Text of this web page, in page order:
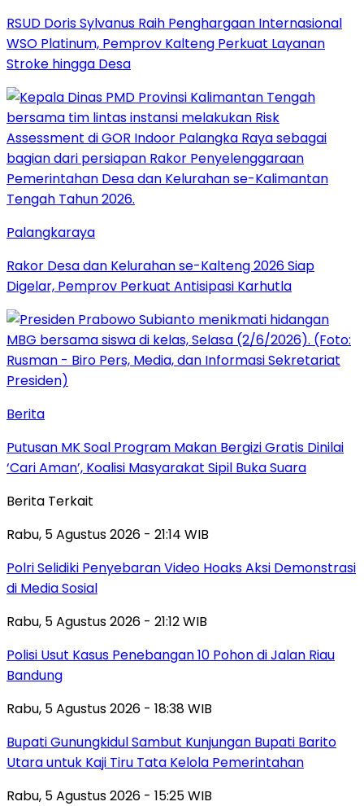
RSUD Doris Sylvanus Raih Penghargaan Internasional
WSO Platinum, Pemprov Kalteng Perkuat Layanan
Stroke hingga Desa
Palangkaraya
Rakor Desa dan Kelurahan se-Kalteng 2026 Siap
Digelar, Pemprov Perkuat Antisipasi Karhutla
Berita
Putusan MK Soal Program Makan Bergizi Gratis Dinilai
‘Cari Aman’, Koalisi Masyarakat Sipil Buka Suara
Berita Terkait
Rabu, 5 Agustus 2026 - 21:14 WIB
Polri Selidiki Penyebaran Video Hoaks Aksi Demonstrasi
di Media Sosial
Rabu, 5 Agustus 2026 - 21:12 WIB
Polisi Usut Kasus Penebangan 10 Pohon di Jalan Riau
Bandung
Rabu, 5 Agustus 2026 - 18:38 WIB
Bupati Gunungkidul Sambut Kunjungan Bupati Barito
Utara untuk Kaji Tiru Tata Kelola Pemerintahan
Rabu, 5 Agustus 2026 - 15:25 WIB